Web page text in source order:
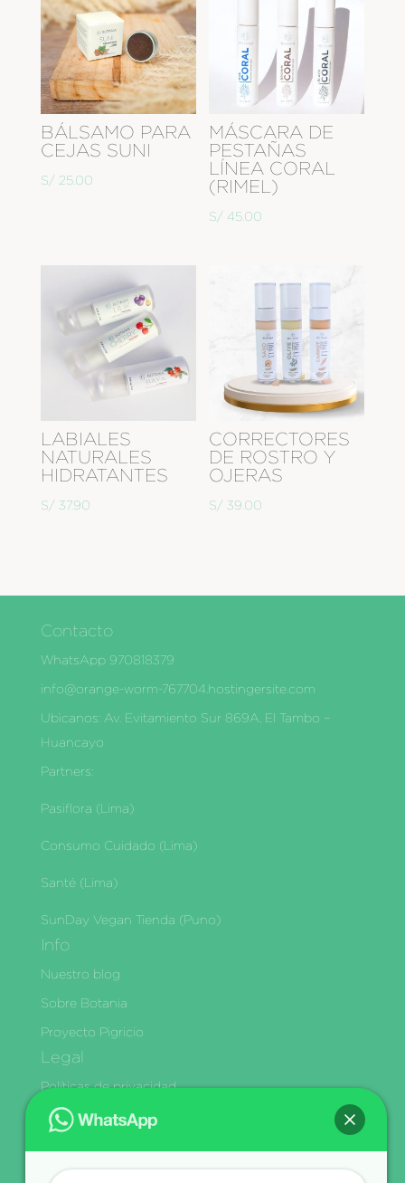
BÁLSAMO PARA
CEJAS SUNI
S/25.00
MÁSCARA DE
PESTAÑAS
LÍNEA CORAL
(RIMEL)
S/ 45.00
LABIALES
NATURALES
HIDRATANTES
S/ 37.90
CORRECTORES
DE ROSTRO Y
OJERAS
S/ 39.00
Contacto
WhatsApp 970818379
info@orange-worm-767704.hostingersite.com
Ubìcanos: Av. Evitamiento Sur 869A, El Tambo –
Huancayo
Partners:
Pasiflora (Lima)
Consumo Cuidado (Lima)
Santé (Lima)
SunDay Vegan Tienda (Puno)
Info
Nuestro blog
Sobre Botania
Proyecto Pigricio
Legal
Políticas de privacidad
Términos y condiciones
Cambios y Devoluciones